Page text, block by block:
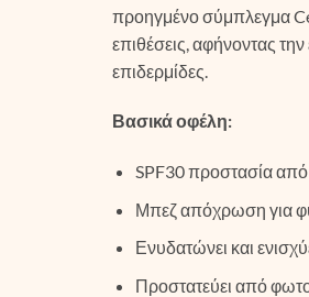
προηγμένο σύμπλεγμα
επιθέσεις, αφήνοντας
επιδερμίδες.
Βασικά οφέλη:
SPF30 προστασία από
Μπεζ απόχρωση για
Ενυδατώνει και
Προστατεύει από